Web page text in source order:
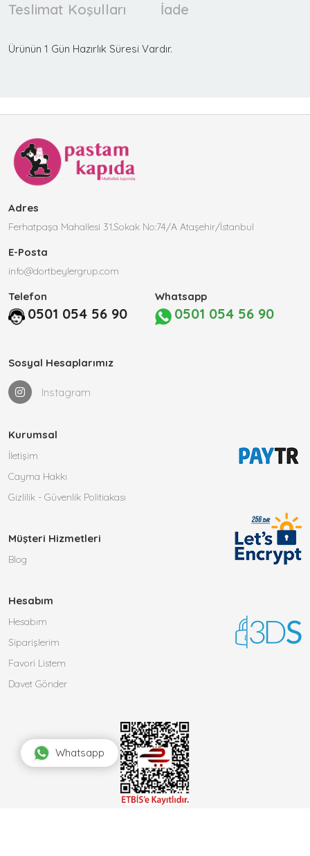
Teslimat Koşulları İade
Ürünün 1 Gün Hazırlık Süresi Vardır.
Adres
Ferhatpaşa Mahallesi 31.Sokak No:74/A Ataşehir/İstanbul
E-Posta
info@dortbeylergrup.com
Telefon
0501 054 56 90
Whatsapp
0501 054 56 90
Sosyal Hesaplarımız
Instagram
Kurumsal
İletişim
Cayma Hakkı
Gizlilik - Güvenlik Politiakası
Müşteri Hizmetleri
Blog
Hesabım
Hesabım
Siparişlerim
Favori Listem
Davet Gönder
Whatsapp